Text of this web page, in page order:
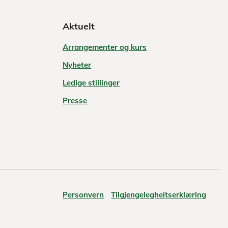
Aktuelt
Arrangementer og kurs
Nyheter
Ledige stillinger
Presse
Personvern Tilgjengelegheitserklæring